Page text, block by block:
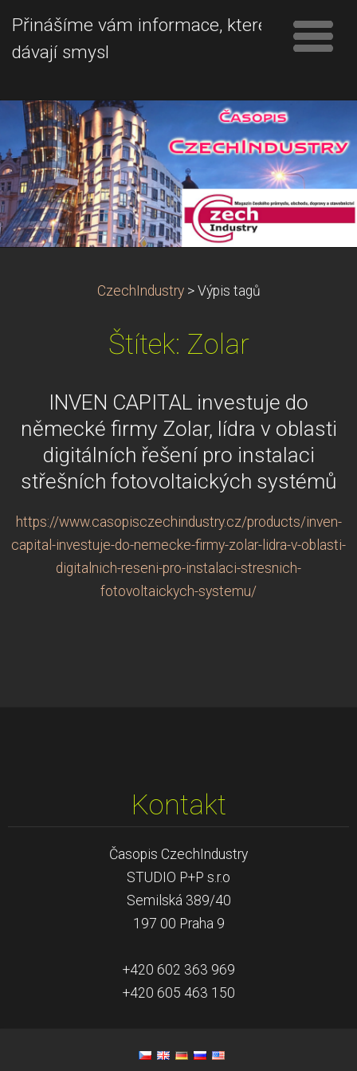
Přinášíme vám informace, které
dávají smysl
CzechIndustry > Výpis tagů
Štítek: Zolar
INVEN CAPITAL investuje do
německé firmy Zolar, lídra v oblasti
digitálních řešení pro instalaci
střešních fotovoltaických systémů
https://www.casopisczechindustry.cz/products/inven-
capital-investuje-do-nemecke-firmy-zolar-lidra-v-oblasti-
digitalnich-reseni-pro-instalaci-stresnich-
fotovoltaickych-systemu/
Kontakt
Časopis CzechIndustry
STUDIO P+P s.r.o
Semilská 389/40
197 00 Praha 9
+420 602 363 969
+420 605 463 150